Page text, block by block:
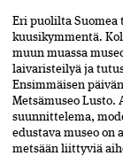
Eri puolilta Suomea
kuusikymmentä.
muun muassa
laivaristeilyä ja
Ensimmäisen
Metsämuseo Lusto.
suunnittelema,
edustava museo on
metsään liittyviä